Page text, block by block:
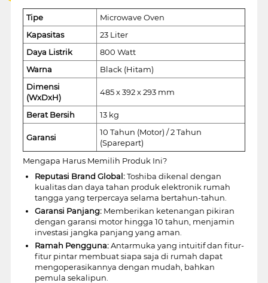
Tipe
Microwave Oven
Kapasitas
23 Liter
Daya Listrik
800 Watt
Warna
Black (Hitam)
Dimensi
(WxDxH)
485 x 392 x 293 mm
Berat Bersih 13 kg
Garansi
10 Tahun (Motor) / 2 Tahun
(Sparepart)
Mengapa Harus Memilih Produk Ini?
Reputasi Brand Global:Toshiba dikenal dengan
kualitas dan daya tahan produk elektronik rumah
tangga yang terpercaya selama bertahun-tahun.
Garansi Panjang:Memberikan ketenangan pikiran
dengan garansi motor hingga 10 tahun, menjamin
investasi jangka panjang yang aman.
Ramah Pengguna:Antarmuka yang intuitif dan fitur-
fitur pintar membuat siapa saja di rumah dapat
mengoperasikannya dengan mudah, bahkan
pemula sekalipun.